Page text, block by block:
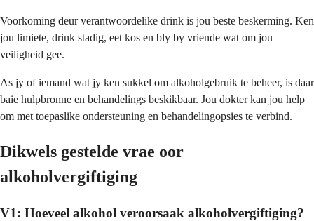
Voorkoming deur verantwoordelike drink is jou beste beskerming. Ken
jou limiete, drink stadig, eet kos en bly by vriende wat om jou
veiligheid gee.
As jy of iemand wat jy ken sukkel om alkoholgebruik te beheer, is daar
baie hulpbronne en behandelings beskikbaar. Jou dokter kan jou help
om met toepaslike ondersteuning en behandelingopsies te verbind.
Dikwels gestelde vrae oor
alkoholvergiftiging
V1: Hoeveel alkohol veroorsaak alkoholvergiftiging?